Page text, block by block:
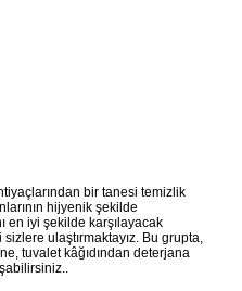
bir tanesi temizlik
hijyenik şekilde
en iyi şekilde karşılayacak
ulaştırmaktayız. Bu grupta,
tuvalet kâğıdından deterjana